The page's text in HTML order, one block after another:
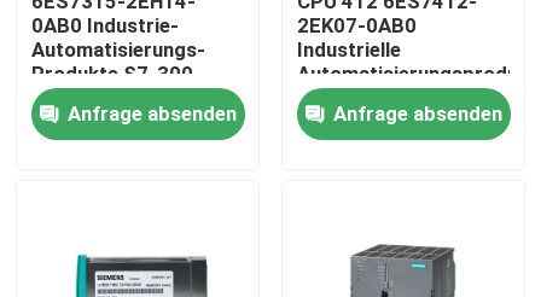
0AB0 Industrie-
Automatisierungs-
Produkte S7-300
Central Processing
UnitAnfrage absenden
2EK07-0AB0
Industrielle
Zentraleinheit
Anfrage absenden